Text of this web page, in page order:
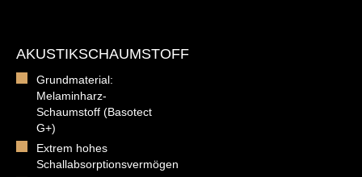
AKUSTIKSCHAUMSTOFF
Grundmaterial:
Melaminharz-
Schaumstoff (Basotect
G+)
Extrem hohes
Schallabsorptionsvermögen